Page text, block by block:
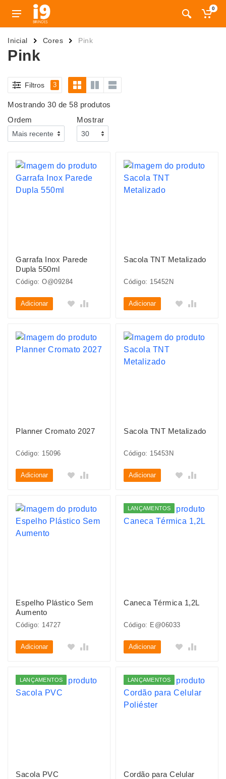
0
Inicial Cores Pink
Pink
Filtros 3
Mostrando 30 de 58 produtos
Ordem
Mostrar
Garrafa Inox Parede
Dupla 550ml
Código: O@09284
Adicionar
Sacola TNT Metalizado
Código: 15452N
Adicionar
Planner Cromato 2027
Código: 15096
Adicionar
Sacola TNT Metalizado
Código: 15453N
Adicionar
Espelho Plástico Sem
Aumento
Código: 14727
Adicionar
LANÇAMENTOS
Caneca Térmica 1,2L
Código: E@06033
Adicionar
LANÇAMENTOS
Sacola PVC
LANÇAMENTOS
Cordão para Celular